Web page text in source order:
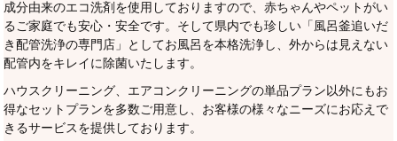
成分由来のエコ洗剤を使用しておりますので、赤ちゃんやペットがい
るご家庭でも安心・安全です。そして県内でも珍しい「風呂釜追いだ
き配管洗浄の専門店」としてお風呂を本格洗浄し、外からは見えない
配管内をキレイに除菌いたします。
ハウスクリーニング、エアコンクリーニングの単品プラン以外にもお
得なセットプランを多数ご用意し、お客様の様々なニーズにお応えで
きるサービスを提供しております。